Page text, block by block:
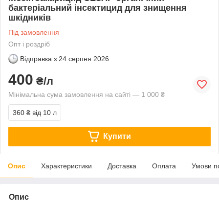
бактеріальний інсектицид для знищення
шкідників
Під замовлення
Опт і роздріб
Відправка з 24 серпня 2026
400 ₴/л
Мінімальна сума замовлення на сайті — 1 000 ₴
360 ₴ від 10 л
Купити
Опис Характеристики Доставка Оплата Умови
Опис